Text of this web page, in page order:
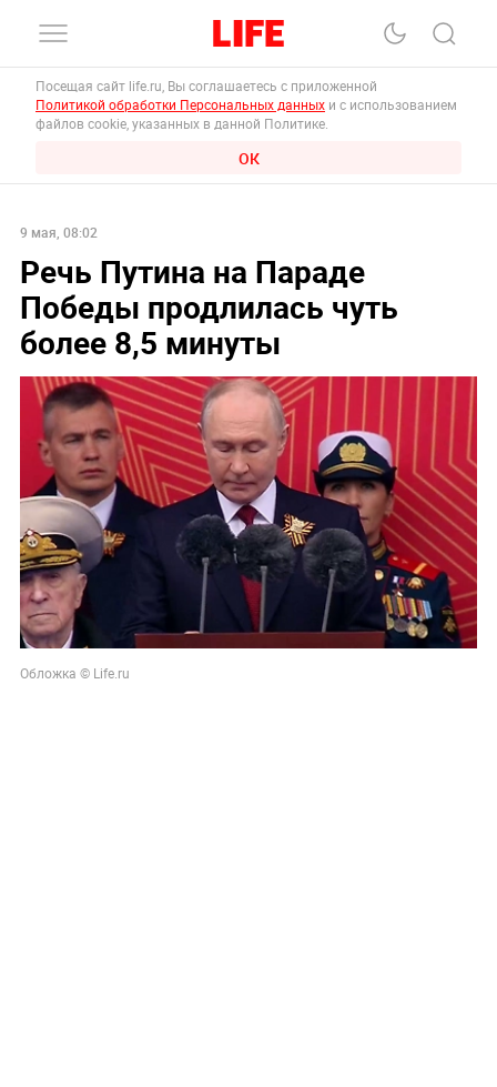
Посещая сайт life.ru, Вы соглашаетесь с приложенной
Политикой обработки Персональных данных и с использованием
файлов cookie, указанных в данной Политике.
ОК
9 мая, 08:02
Речь Путина на Параде
Победы продлилась чуть
более 8,5 минуты
Обложка © Life.ru